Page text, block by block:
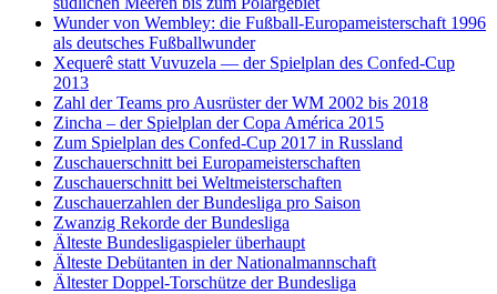
Wunder von Wembley: die Fußball-Europameisterschaft 1996
als deutsches Fußballwunder
Xequerê statt Vuvuzela — der Spielplan des Confed-Cup
2013
Zahl der Teams pro Ausrüster der WM 2002 bis 2018
Zincha – der Spielplan der Copa América 2015
Zum Spielplan des Confed-Cup 2017 in Russland
Zuschauerschnitt bei Europameisterschaften
Zuschauerschnitt bei Weltmeisterschaften
Zuschauerzahlen der Bundesliga pro Saison
Zwanzig Rekorde der Bundesliga
Älteste Bundesligaspieler überhaupt
Älteste Debütanten in der Nationalmannschaft
Ältester Doppel-Torschütze der Bundesliga